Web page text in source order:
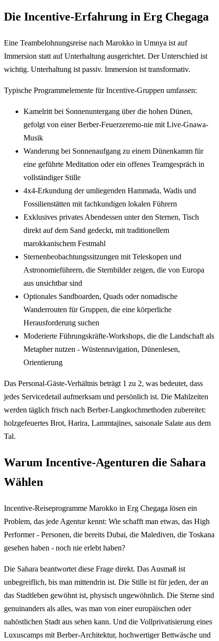
Die Incentive-Erfahrung in Erg Chegaga
Eine Teambelohnungsreise nach Marokko in Umnya ist auf
Immersion statt auf Unterhaltung ausgerichtet. Der Unterschied ist
wichtig. Unterhaltung ist passiv. Immersion ist transformativ.
Typische Programmelemente für Incentive-Gruppen umfassen:
Kamelritt bei Sonnenuntergang über die hohen Dünen,
gefolgt von einer Berber-Feuerzeremo-nie mit Live-Gnawa-
Musik
Wanderung bei Sonnenaufgang zu einem Dünenkamm für
eine geführte Meditation oder ein offenes Teamgespräch in
vollständiger Stille
4x4-Erkundung der umliegenden Hammada, Wadis und
Fossilienstätten mit fachkundigen lokalen Führern
Exklusives privates Abendessen unter den Sternen, Tisch
direkt auf dem Sand gedeckt, mit traditionellem
marokkanischem Festmahl
Sternenbeobachtungssitzungen mit Teleskopen und
Astronomieführern, die Sternbilder zeigen, die von Europa
aus unsichtbar sind
Optionales Sandboarden, Quads oder nomadische
Wanderrouten für Gruppen, die eine körperliche
Herausforderung suchen
Moderierte Führungskräfte-Workshops, die die Landschaft als
Metapher nutzen - Wüstennavigation, Dünenlesen,
Orientierung
Das Personal-Gäste-Verhältnis beträgt 1 zu 2, was bedeutet, dass
jedes Servicedetail aufmerksam und persönlich ist. Die Mahlzeiten
werden täglich frisch nach Berber-Langkochmethoden zubereitet:
holzgefeuertes Brot, Harira, Lammtajines, saisonale Salate aus dem
Tal.
Warum Incentive-Agenturen die Sahara
Wählen
Incentive-Reiseprogramme Marokko in Erg Chegaga lösen ein
Problem, das jede Agentur kennt: Wie schafft man etwas, das High
Performer - Personen, die bereits Dubai, die Malediven, die Toskana
gesehen haben - noch nie erlebt haben?
Die Sahara beantwortet diese Frage direkt. Das Ausmaß ist
unbegreiflich, bis man mittendrin ist. Die Stille ist für jeden, der an
das Stadtleben gewöhnt ist, physisch ungewöhnlich. Die Sterne sind
genuinanders als alles, was man von einer europäischen oder
nahöstlichen Stadt aus sehen kann. Und die Vollprivatisierung eines
Luxuscamps mit Berber-Architektur, hochwertiger Bettwäsche und